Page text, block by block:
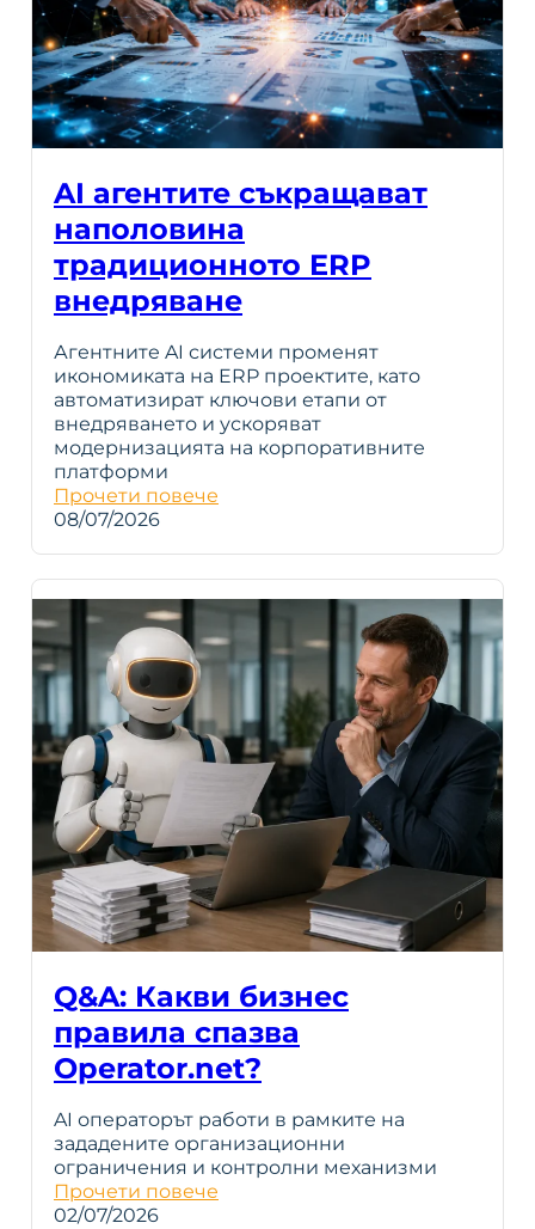
AI агентите съкращават
наполовина
традиционното ERP
внедряване
Агентните AI системи променят
икономиката на ERP проектите, като
автоматизират ключови етапи от
внедряването и ускоряват
модернизацията на корпоративните
платформи
Прочети повече
08/07/2026
Q&A: Какви бизнес
правила спазва
Operator.net?
AI операторът работи в рамките на
зададените организационни
ограничения и контролни механизми
Прочети повече
02/07/2026